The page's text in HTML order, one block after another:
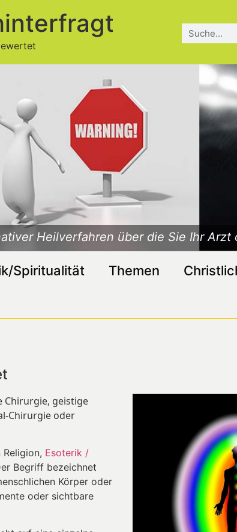
Ist die Esoterik christlich?
Spiritualität Themen
Chirurgie, geistige
Chirurgie oder
Esoterik /
Begriff bezeichnet
Körper oder
oder sichtbare